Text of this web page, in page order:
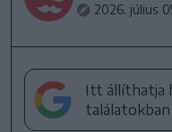
2026. július
Itt állíthatja
találatokban